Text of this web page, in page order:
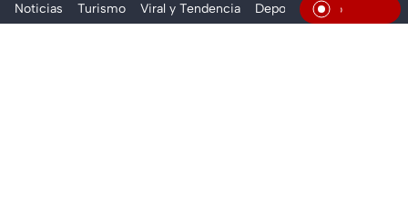
Noticias Turismo Viral y Tendencia Deportes Espectáculos
En Vivo